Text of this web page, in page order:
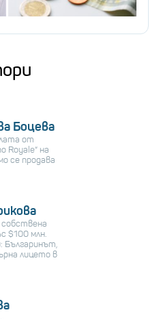
Боцева
от
Royale“ на
се продава
$100 млн.
Българинът,
лицето в